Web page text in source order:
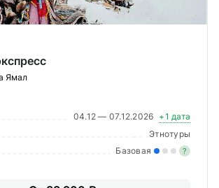
Ямал
04.12 — 07.12.2026 +1 дата
Этнотуры
Базовая ?